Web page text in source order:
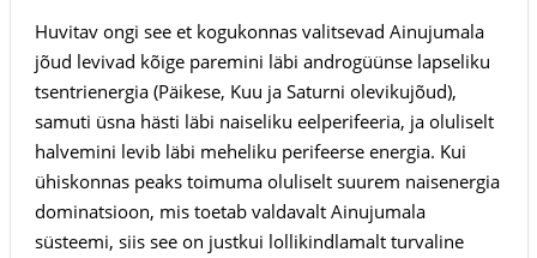
Huvitav ongi see et kogukonnas valitsevad Ainujumala
jõud levivad kõige paremini läbi androgüünse lapseliku
tsentrienergia (Päikese, Kuu ja Saturni olevikujõud),
samuti üsna hästi läbi naiseliku eelperifeeria, ja oluliselt
halvemini levib läbi meheliku perifeerse energia. Kui
ühiskonnas peaks toimuma oluliselt suurem naisenergia
dominatsioon, mis toetab valdavalt Ainujumala
süsteemi, siis see on justkui lollikindlamalt turvaline